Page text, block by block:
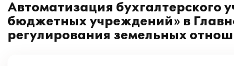
Автоматизация бухгалтерского
бюджетных учреждений» в
регулирования земельных